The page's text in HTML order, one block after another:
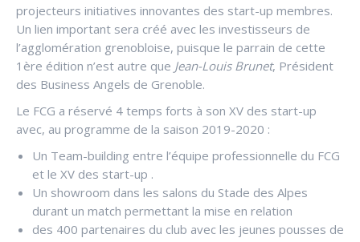
projecteurs initiatives innovantes des start-up membres.
Un lien important sera créé avec les investisseurs de
l’agglomération grenobloise, puisque le parrain de cette
1ère édition n’est autre que Jean-Louis Brunet, Président
des Business Angels de Grenoble.
Le FCG a réservé 4 temps forts à son XV des start-up
avec, au programme de la saison 2019-2020 :
Un Team-building entre l’équipe professionnelle du FCG
et le XV des start-up .
Un showroom dans les salons du Stade des Alpes
durant un match permettant la mise en relation
des 400 partenaires du club avec les jeunes pousses de